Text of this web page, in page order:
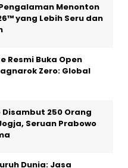
Menonton
yang Lebih Seru dan
Resmi Buka Open
Zero: Global
250 Orang
Seruan Prabowo
Dunia: Jasa